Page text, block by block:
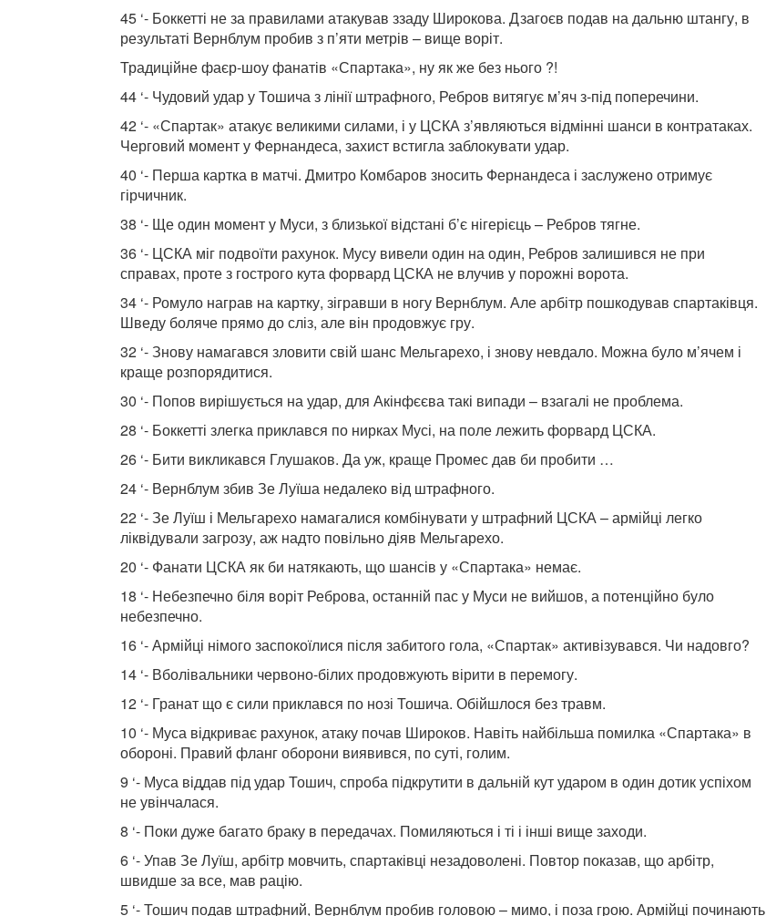
45 ‘- Боккетті не за правилами атакував ззаду Широкова. Дзагоєв подав на дальню штангу, в
результаті Вернблум пробив з п’яти метрів – вище воріт.
Традиційне фаєр-шоу фанатів «Спартака», ну як же без нього ?!
44 ‘- Чудовий удар у Тошича з лінії штрафного, Ребров витягує м’яч з-під поперечини.
42 ‘- «Спартак» атакує великими силами, і у ЦСКА з’являються відмінні шанси в контратаках.
Черговий момент у Фернандеса, захист встигла заблокувати удар.
40 ‘- Перша картка в матчі. Дмитро Комбаров зносить Фернандеса і заслужено отримує
гірчичник.
38 ‘- Ще один момент у Муси, з близької відстані б’є нігерієць – Ребров тягне.
36 ‘- ЦСКА міг подвоїти рахунок. Мусу вивели один на один, Ребров залишився не при
справах, проте з гострого кута форвард ЦСКА не влучив у порожні ворота.
34 ‘- Ромуло награв на картку, зігравши в ногу Вернблум. Але арбітр пошкодував спартаківця.
Шведу боляче прямо до сліз, але він продовжує гру.
32 ‘- Знову намагався зловити свій шанс Мельгарехо, і знову невдало. Можна було м’ячем і
краще розпорядитися.
30 ‘- Попов вирішується на удар, для Акінфєєва такі випади – взагалі не проблема.
28 ‘- Боккетті злегка приклався по нирках Мусі, на поле лежить форвард ЦСКА.
26 ‘- Бити викликався Глушаков. Да уж, краще Промес дав би пробити …
24 ‘- Вернблум збив Зе Луїша недалеко від штрафного.
22 ‘- Зе Луїш і Мельгарехо намагалися комбінувати у штрафний ЦСКА – армійці легко
ліквідували загрозу, аж надто повільно діяв Мельгарехо.
20 ‘- Фанати ЦСКА як би натякають, що шансів у «Спартака» немає.
18 ‘- Небезпечно біля воріт Реброва, останній пас у Муси не вийшов, а потенційно було
небезпечно.
16 ‘- Армійці німого заспокоїлися після забитого гола, «Спартак» активізувався. Чи надовго?
14 ‘- Вболівальники червоно-білих продовжують вірити в перемогу.
12 ‘- Гранат що є сили приклався по нозі Тошича. Обійшлося без травм.
10 ‘- Муса відкриває рахунок, атаку почав Широков. Навіть найбільша помилка «Спартака» в
обороні. Правий фланг оборони виявився, по суті, голим.
9 ‘- Муса віддав під удар Тошич, спроба підкрутити в дальній кут ударом в один дотик успіхом
не увінчалася.
8 ‘- Поки дуже багато браку в передачах. Помиляються і ті і інші вище заходи.
6 ‘- Упав Зе Луїш, арбітр мовчить, спартаківці незадоволені. Повтор показав, що арбітр,
швидше за все, мав рацію.
5 ‘- Тошич подав штрафний, Вернблум пробив головою – мимо, і поза грою. Армійці починають